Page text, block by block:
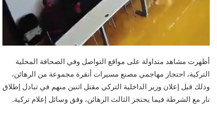
ت
ن
ي
أظهرت مشاهد متداولة على مواقع التواصل وفي الصحافة المحلية
التركية، احتجاز مهاجمي مصنع مسيرات أنقرة مجموعة من الرهائن،
وذلك قبل إعلان وزير الداخلية التركي مقتل اثنين منهم في تبادل إطلاق
نار مع الشرطة فيما يحتجز الثالث الرهائن، وفق وسائل إعلام تركية.